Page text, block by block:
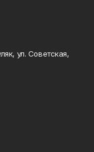
ул. Советская,